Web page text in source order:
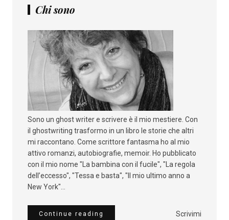
Chi sono
Sono un ghost writer e scrivere è il mio mestiere. Con
il ghostwriting trasformo in un libro le storie che altri
mi raccontano. Come scrittore fantasma ho al mio
attivo romanzi, autobiografie, memoir. Ho pubblicato
con il mio nome "La bambina con il fucile", "La regola
dell’eccesso", "Tessa e basta", "Il mio ultimo anno a
New York"...
Scrivimi
Continue reading